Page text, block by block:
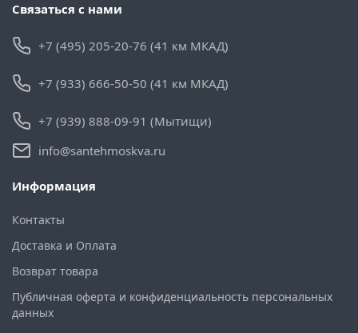
Связаться с нами
+7 (495) 205-20-76 (41 км МКАД)
+7 (933) 666-50-50 (41 км МКАД)
+7 (939) 888-09-91 (Мытищи)
info@santehmoskva.ru
Информация
Контакты
Доставка и Оплата
Возврат товара
Публичная оферта и конфиденциальность персональных
данных